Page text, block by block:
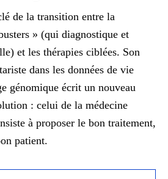
de la transition entre la
» (qui diagnostique et
et les thérapies ciblées. Son
dans les données de vie
génomique écrit un nouveau
: celui de la médecine
à proposer le bon traitement,
patient.